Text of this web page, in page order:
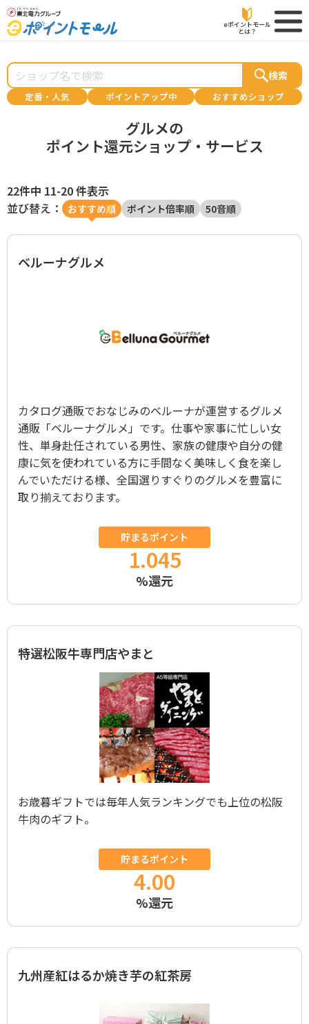
eポイントモール
とは？
検索
定番・人気 ポイントアップ中 おすすめショップ
グルメの
ポイント還元ショップ・サービス
22件中 11-20 件表示
並び替え：
おすすめ順 ポイント倍率順 50音順
ベルーナグルメ
カタログ通販でおなじみのベルーナが運営するグルメ
通販「ベルーナグルメ」です。仕事や家事に忙しい女
性、単身赴任されている男性、家族の健康や自分の健
康に気を使われている方に手間なく美味しく食を楽し
んでいただける様、全国選りすぐりのグルメを豊富に
取り揃えております。
貯まるポイント
1.045
%還元
特選松阪牛専門店やまと
お歳暮ギフトでは毎年人気ランキングでも上位の松阪
牛肉のギフト。
貯まるポイント
4.00
%還元
九州産紅はるか焼き芋の紅茶房